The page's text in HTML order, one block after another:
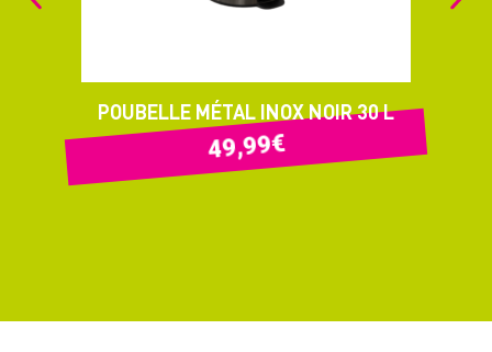
POUBELLE MÉTAL INOX NOIR 30 L
49,99€